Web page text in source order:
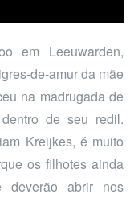
em Leeuwarden,
de-amur da mãe
na madrugada de
de seu redil.
Kreijkes, é muito
os filhotes ainda
deverão abrir nos